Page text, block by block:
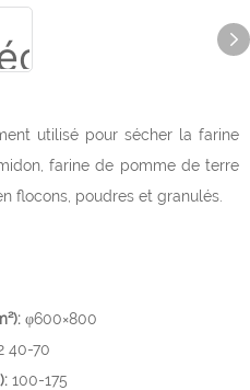
utilisé pour sécher la farine
farine de pomme de terre
flocons, poudres et granulés.
φ600×800
40-70
100-175